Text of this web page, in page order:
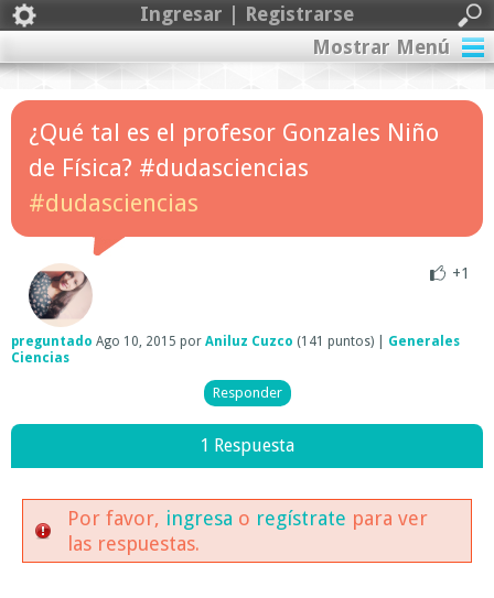
Ingresar | Registrarse
Mostrar Menú
¿Qué tal es el profesor Gonzales Niño
de Física? #dudasciencias
#dudasciencias
+1
preguntado Ago 10, 2015 por Aniluz Cuzco (141 puntos)
Generales
Ciencias
1 Respuesta
Por favor, ingresa o regístrate para ver
las respuestas.